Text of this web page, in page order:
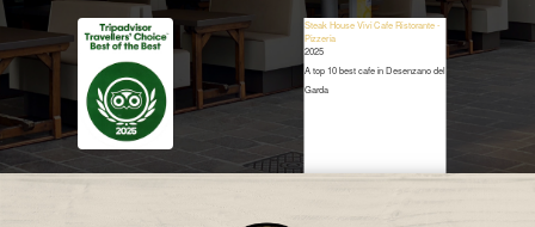
Steak House Vivi Cafe Ristorante -
Pizzeria
2025
A top 10 best cafe in Desenzano del
Garda
Restaurant Guru